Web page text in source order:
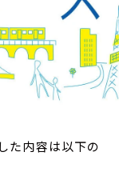
た内容は以下の